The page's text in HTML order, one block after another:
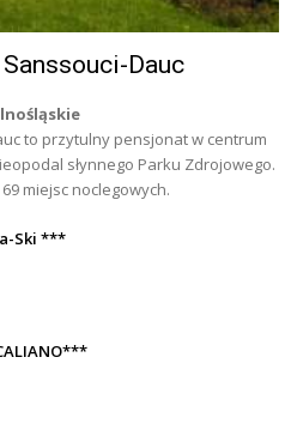
Dauc
to przytulny pensjonat w centrum
słynnego Parku Zdrojowego.
69 miejsc noclegowych.
Ski ***